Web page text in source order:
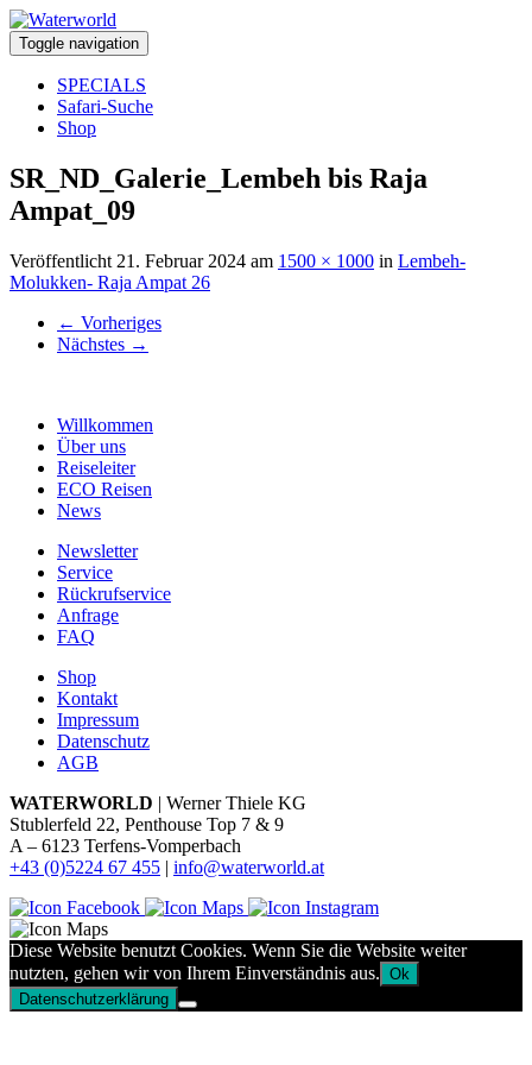
Toggle navigation
SPECIALS
Safari-Suche
Shop
SR_ND_Galerie_Lembeh bis Raja
Ampat_09
Veröffentlicht 21. Februar 2024 am 1500 × 1000 in Lembeh-
Molukken- Raja Ampat 26
← Vorheriges
Nächstes →
Willkommen
Über uns
Reiseleiter
ECO Reisen
News
Newsletter
Service
Rückrufservice
Anfrage
FAQ
Shop
Kontakt
Impressum
Datenschutz
AGB
WATERWORLD | Werner Thiele KG
Stublerfeld 22, Penthouse Top 7 & 9
A – 6123 Terfens-Vomperbach
+43 (0)5224 67 455 | info@waterworld.at
Diese Website benutzt Cookies. Wenn Sie die Website weiter
nutzten, gehen wir von Ihrem Einverständnis aus. Ok
Datenschutzerklärung